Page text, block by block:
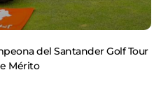
del Santander Golf Tour
Mérito